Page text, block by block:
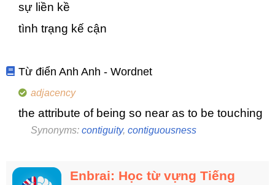
sự liền kề
tình trạng kế cận
Từ điển Anh Anh - Wordnet
adjacency
the attribute of being so near as to be touching
Synonyms: contiguity, contiguousness
Enbrai: Học từ vựng Tiếng